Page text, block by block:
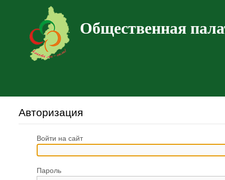
Общественная
Авторизация
Войти на сайт
Пароль